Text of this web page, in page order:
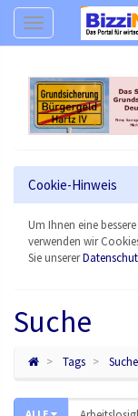
Navigation
Cookie-Hinweis
Um Ihnen eine
verwenden wir
Sie unserer
Suche
Tags Suche